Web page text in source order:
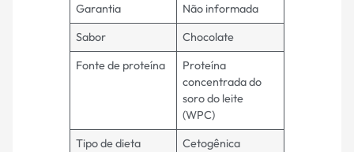
Garantia
Não informada
Sabor
Chocolate
Fonte de proteína
Proteína
concentrada do
soro do leite
(WPC)
Tipo de dieta
Cetogênica